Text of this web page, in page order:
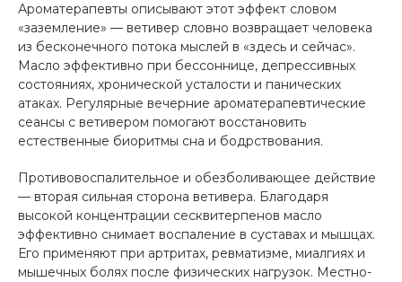
Ароматерапевты описывают этот эффект словом
«заземление» — ветивер словно возвращает человека
из бесконечного потока мыслей в «здесь и сейчас».
Масло эффективно при бессоннице, депрессивных
состояниях, хронической усталости и панических
атаках. Регулярные вечерние ароматерапевтические
сеансы с ветивером помогают восстановить
естественные биоритмы сна и бодрствования.
Противовоспалительное и обезболивающее действие
— вторая сильная сторона ветивера. Благодаря
высокой концентрации сесквитерпенов масло
эффективно снимает воспаление в суставах и мышцах.
Его применяют при артритах, ревматизме, миалгиях и
мышечных болях после физических нагрузок. Местно-